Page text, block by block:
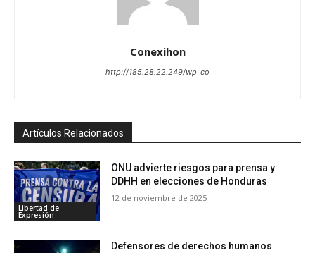
Conexihon
http://185.28.22.249/wp_co
Artículos Relacionados
Libertad de
Expresión
ONU advierte riesgos para prensa y
DDHH en elecciones de Honduras
12 de noviembre de 2025
Defensores de derechos humanos